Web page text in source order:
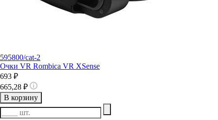
595800/cat-2
Очки VR Rombica VR XSense
693 ₽
665,28 ₽
В корзину